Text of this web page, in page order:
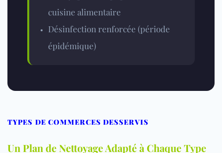
cuisine alimentaire
Désinfection renforcée (période
épidémique)
TYPES DE COMMERCES DESSERVIS
Un Plan de Nettoyage Adapté à Chaque Type